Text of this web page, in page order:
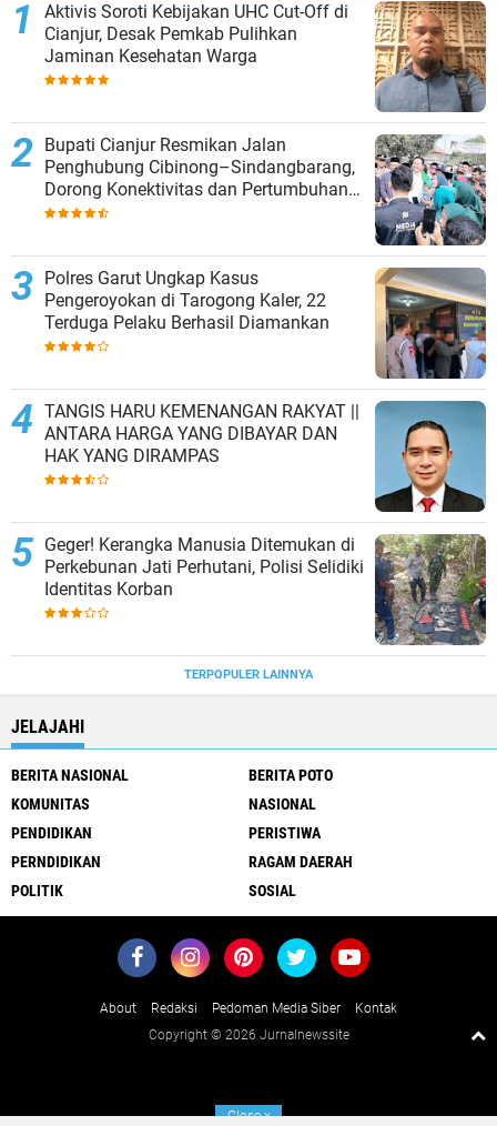
Aktivis Soroti Kebijakan UHC Cut-Off di
Cianjur, Desak Pemkab Pulihkan
Jaminan Kesehatan Warga
Bupati Cianjur Resmikan Jalan
Penghubung Cibinong–Sindangbarang,
Dorong Konektivitas dan Pertumbuhan
Ekonomi Cianjur Selatan
Polres Garut Ungkap Kasus
Pengeroyokan di Tarogong Kaler, 22
Terduga Pelaku Berhasil Diamankan
TANGIS HARU KEMENANGAN RAKYAT ||
ANTARA HARGA YANG DIBAYAR DAN
HAK YANG DIRAMPAS
Geger! Kerangka Manusia Ditemukan di
Perkebunan Jati Perhutani, Polisi Selidiki
Identitas Korban
TERPOPULER LAINNYA
JELAJAHI
BERITA NASIONAL
BERITA POTO
KOMUNITAS
NASIONAL
PENDIDIKAN
PERISTIWA
PERNDIDIKAN
RAGAM DAERAH
POLITIK
SOSIAL
About Redaksi Pedoman Media Siber
Kontak
Copyright © 2026 Jurnalnewssite
Closex